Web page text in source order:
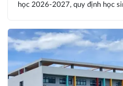
học 2026-2027, quy định học